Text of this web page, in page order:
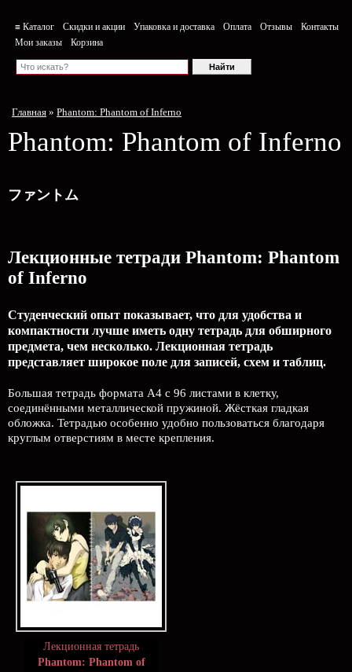
≡ Каталог Скидки и акции Упаковка и доставка Оплата Отзывы
Контакты
Мои заказы
Корзина
Главная » Phantom: Phantom of Inferno
Phantom: Phantom of Inferno
ファントム
Лекционные тетради Phantom: Phantom
of Inferno
Студенческий опыт показывает, что для удобства и
компактности лучше иметь одну тетрадь для обширного
предмета, чем несколько. Лекционная тетрадь
представляет широкое поле для записей, схем и таблиц.
Большая тетрадь формата А4 с 96 листами в клетку,
соединёнными металлической пружиной. Жёсткая гладкая
обложка. Тетрадью особенно удобно пользоваться благодаря
круглым отверстиям в месте крепления.
Лекционная тетрадь
Phantom: Phantom of